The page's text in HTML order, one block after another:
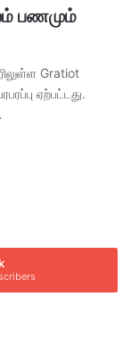
பணமும்
Gratiot
ஏற்பட்டது.